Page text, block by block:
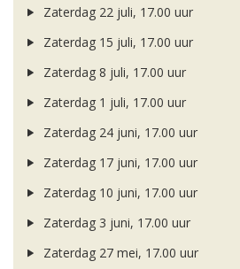
Zaterdag 22 juli, 17.00 uur
Zaterdag 15 juli, 17.00 uur
Zaterdag 8 juli, 17.00 uur
Zaterdag 1 juli, 17.00 uur
Zaterdag 24 juni, 17.00 uur
Zaterdag 17 juni, 17.00 uur
Zaterdag 10 juni, 17.00 uur
Zaterdag 3 juni, 17.00 uur
Zaterdag 27 mei, 17.00 uur